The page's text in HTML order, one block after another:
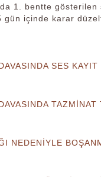
1. bentte gösterilen
içinde karar
SES KAYIT
TAZMİNAT
NEDENİYLE